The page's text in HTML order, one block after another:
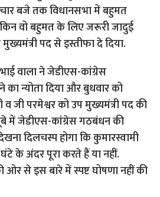
बजे तक विधानसभा में बहुमत
वो बहुमत के लिए जरूरी जादुई
पद से इस्तीफा दे दिया.
वाला ने जेडीएस-कांग्रेस
न्योता दिया और बुधवार को
व जी परमेश्वर को उप मुख्यमंत्री पद की
में जेडीएस-कांग्रेस गठबंधन की
दिलचस्प होगा कि कुमारस्वामी
के अंदर पूरा करते हैं या नहीं.
से इस बारे में स्पष्ट घोषणा नहीं की